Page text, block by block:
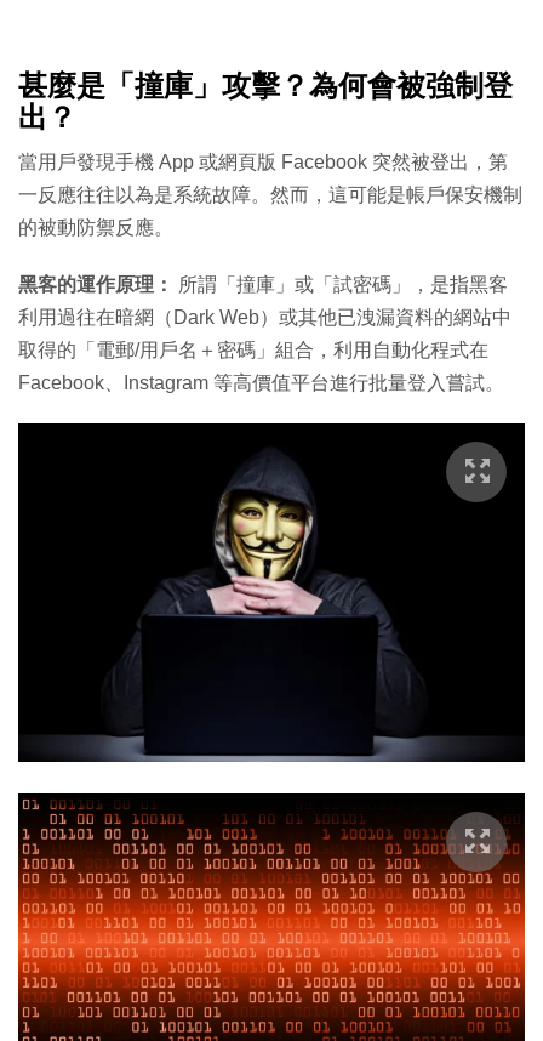
甚麼是「撞庫」攻擊？為何會被強制登
出？
當用戶發現手機 App 或網頁版 Facebook 突然被登出，第
一反應往往以為是系統故障。然而，這可能是帳戶保安機制
的被動防禦反應。
黑客的運作原理：
所謂「撞庫」或「試密碼」，是指黑客
利用過往在暗網（Dark Web）或其他已洩漏資料的網站中
取得的「電郵/用戶名＋密碼」組合，利用自動化程式在
Facebook、Instagram 等高價值平台進行批量登入嘗試。